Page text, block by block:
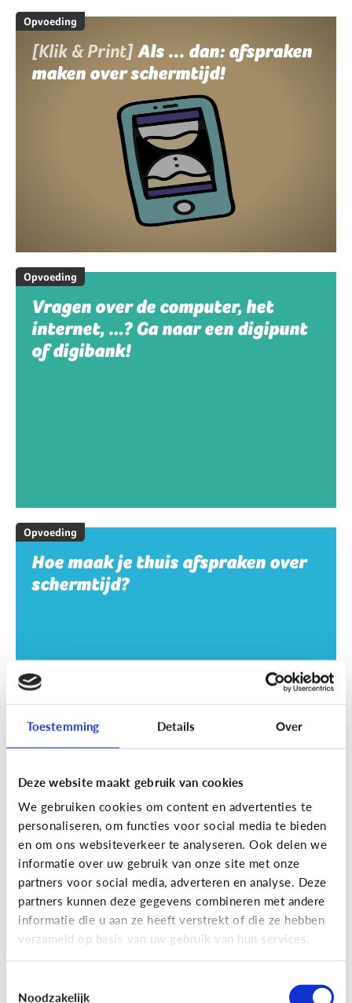
Toestemming Details Over
Deze website maakt gebruik van cookies
We gebruiken cookies om content en advertenties te
personaliseren, om functies voor social media te bieden
en om ons websiteverkeer te analyseren. Ook delen we
informatie over uw gebruik van onze site met onze
partners voor social media, adverteren en analyse. Deze
partners kunnen deze gegevens combineren met andere
informatie die u aan ze heeft verstrekt of die ze hebben
verzameld op basis van uw gebruik van hun services.
Noodzakelijk
Opvoeding
[Klik & Print]Als ... dan: afspraken
maken over schermtijd!
Opvoeding
Vragen over de computer, het
internet, …? Ga naar een digipunt
of digibank!
Opvoeding
Hoe maak je thuis afspraken over
schermtijd?
Opvoeding
Vanaf welke leeftijd mag mijn kind
naar een scherm kijken?